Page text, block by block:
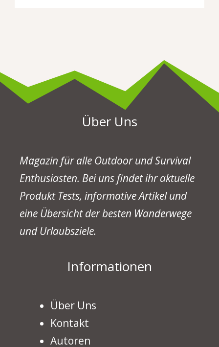
Über Uns
Magazin für alle Outdoor und Survival
Enthusiasten. Bei uns findet ihr aktuelle
Produkt Tests, informative Artikel und
eine Übersicht der besten Wanderwege
und Urlaubsziele.
Informationen
Über Uns
Kontakt
Autoren